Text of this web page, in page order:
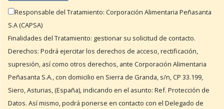
Responsable del Tratamiento: Corporación Alimentaria Peñasanta
S.A (CAPSA)
Finalidades del Tratamiento: gestionar su solicitud de contacto.
Derechos: Podrá ejercitar los derechos de acceso, rectificación,
supresión, así como otros derechos, ante Corporación Alimentaria
Peñasanta S.A., con domicilio en Sierra de Granda, s/n, CP 33.199,
Siero, Asturias, (España), indicando en el asunto: Ref. Protección de
Datos. Así mismo, podrá ponerse en contacto con el Delegado de